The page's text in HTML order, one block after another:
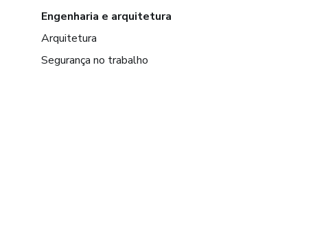
Engenharia e arquitetura
Arquitetura
Segurança no trabalho